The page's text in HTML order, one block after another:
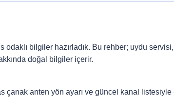
bilgiler hazırladık. Bu rehber; uydu
doğal bilgiler içerir.
çanak anten yön ayarı ve güncel kanal